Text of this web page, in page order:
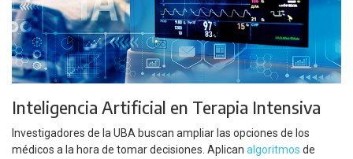
Inteligencia Artificial en Terapia Intensiva
Investigadores de la UBA buscan ampliar las opciones de los
médicos a la hora de tomar decisiones. Aplican algoritmos de